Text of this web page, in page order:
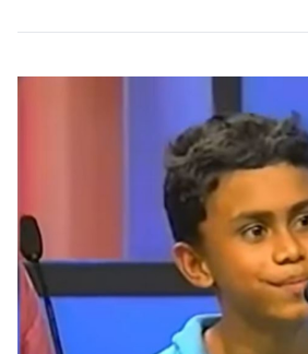
MENOS RECIENTES
IR